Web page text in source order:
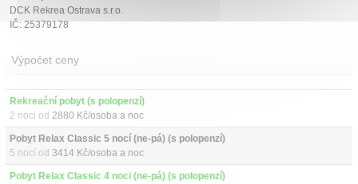
DCK Rekrea Ostrava s.r.o.
IČ: 25379178
Výpočet ceny
Rekreační pobyt (s polopenzí)
2 noci od 2880 Kč/osoba a noc
Pobyt Relax Classic 5 nocí (ne-pá) (s polopenzí)
5 nocí od 3414 Kč/osoba a noc
Pobyt Relax Classic 4 noci (ne-pá) (s polopenzí)